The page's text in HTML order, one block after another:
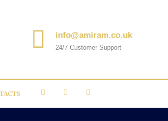
info@amiram.co.uk
24/7 Customer Support